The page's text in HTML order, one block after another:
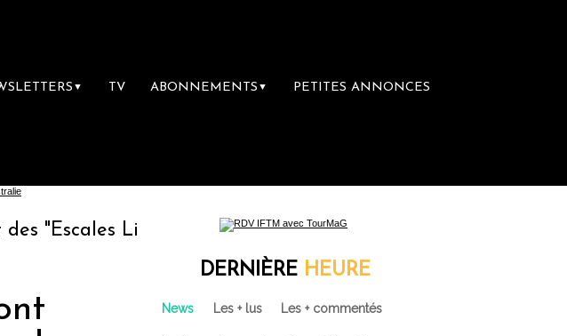
▼ TV ABONNEMENTS ▼ PETITES ANNONCES
Littéraires", la première librairie du voyage
DERNIÈRE HEURE
News Les + lus Les + commentés